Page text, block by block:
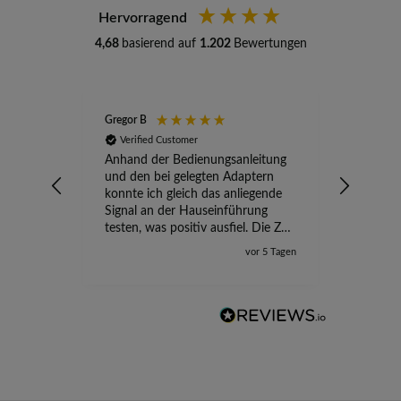
Hervorragend
4,68 basierend auf 1.202 Bewertungen
Gregor B
Verified Customer
Anhand der Bedienungsanleitung
und den bei gelegten Adaptern
konnte ich gleich das anliegende
Signal an der Hauseinführung
testen, was positiv ausfiel. Die Zeit
der Ungewissheit ist jetzt vorbei,
vor 5 Tagen